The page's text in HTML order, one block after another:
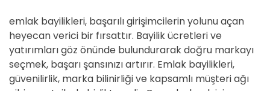
emlak bayilikleri, başarılı girişimcilerin yolunu açan
heyecan verici bir fırsattır. Bayilik ücretleri ve
yatırımları göz önünde bulundurarak doğru markayı
seçmek, başarı şansınızı artırır. Emlak bayilikleri,
güvenilirlik, marka bilinirliği ve kapsamlı müşteri ağı